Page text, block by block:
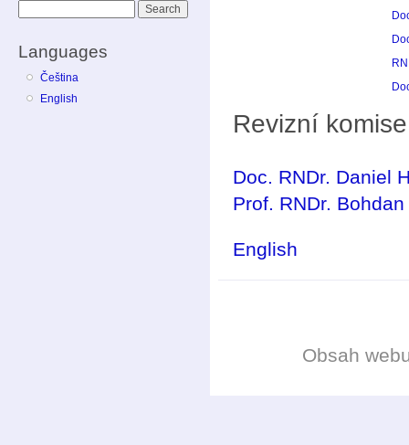
Languages
Čeština
English
Revizní komise
Doc. RNDr. Daniel
Prof. RNDr.
English
Obsah